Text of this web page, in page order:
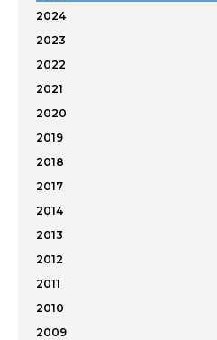
2024
2023
2022
2021
2020
2019
2018
2017
2014
2013
2012
2011
2010
2009